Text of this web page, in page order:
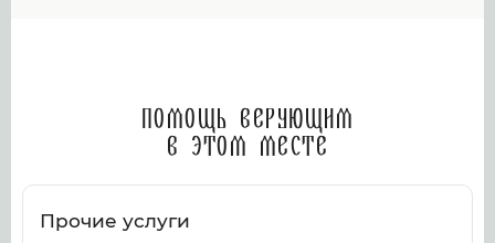
Помощь верующим
в этом месте
Прочие услуги